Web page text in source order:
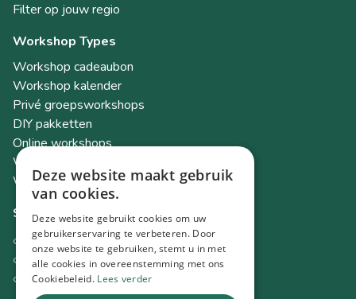
Filter op jouw regio
Workshop Types
Workshop cadeaubon
Workshop kalender
Privé groepsworkshops
DIY pakketten
Online workshops
Workshops als teambuilding
Workshop Academy
Socials
Instagram
Facebook
TikTok
Deze website maakt gebruik
van cookies.
Deze website gebruikt cookies om uw
gebruikerservaring te verbeteren. Door
onze website te gebruiken, stemt u in met
alle cookies in overeenstemming met ons
Cookiebeleid. Lees verder